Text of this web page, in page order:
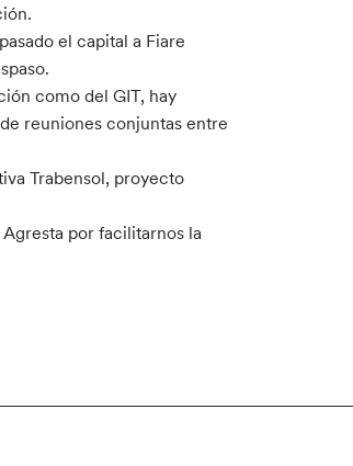
el capital a Fiare
como del GIT, hay
reuniones conjuntas entre
Trabensol, proyecto
por facilitarnos la